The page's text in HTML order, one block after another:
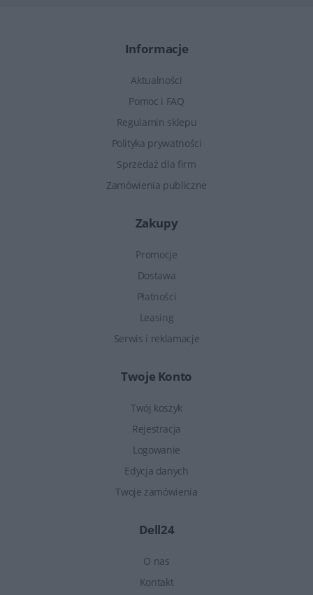
Informacje
Aktualności
Pomoc i FAQ
Regulamin sklepu
Polityka prywatności
Sprzedaż dla firm
Zamówienia publiczne
Zakupy
Promocje
Dostawa
Płatności
Leasing
Serwis i reklamacje
Twoje Konto
Twój koszyk
Rejestracja
Logowanie
Edycja danych
Twoje zamówienia
Dell24
O nas
Kontakt